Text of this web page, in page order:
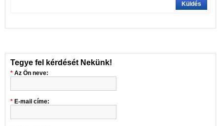
Küldés
Tegye fel kérdését Nekünk!
Az Ön neve:
E-mail címe: